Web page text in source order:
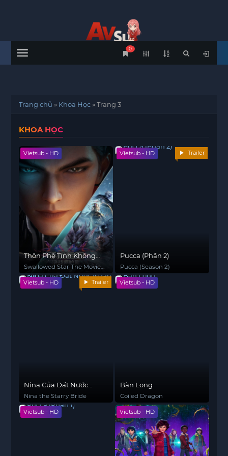
Menu
0
Trang chủ » Khoa Học»Trang 3
KHOA HỌC
Vietsub - HD
Thôn Phệ Tinh Không
Movie: Quyết Chiến
Nguyên Thủy Tinh
Swallowed Star The Movie:
Decisive Battle on the
Primordial Star
Vietsub - HD Trailer
Pucca (Phần 2)
Pucca (Season 2)
Vietsub - HD Trailer
Nina Của Đất Nước
Ngàn Sao
Nina the Starry Bride
Vietsub - HD
Bàn Long
Coiled Dragon
Vietsub - HD Vietsub - HD